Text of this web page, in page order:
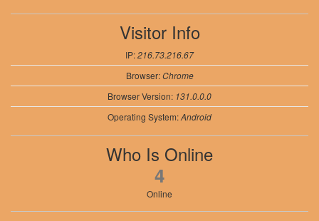
Visitor Info
IP:216.73.216.67
Browser:Chrome
Browser Version: 131.0.0.0
Operating System:Android
Who Is Online
4
Online